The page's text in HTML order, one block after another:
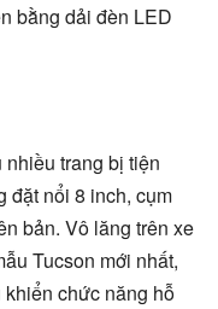
bằng dải đèn LED
trang bị tiện
đặt nổi 8 inch, cụm
bản. Vô lăng trên xe
Tucson mới nhất,
chức năng hỗ